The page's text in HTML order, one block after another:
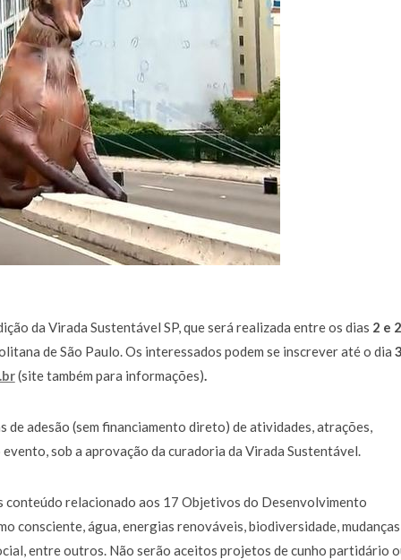
da Virada Sustentável SP, que será realizada entre os dias 2 e
de São Paulo. Os interessados podem se inscrever até o dia
(site também para informações).
adesão (sem financiamento direto) de atividades, atrações,
sob a aprovação da curadoria da Virada Sustentável.
conteúdo relacionado aos 17 Objetivos do Desenvolvimento
consciente, água, energias renováveis, biodiversidade, mudanças
entre outros. Não serão aceitos projetos de cunho partidário